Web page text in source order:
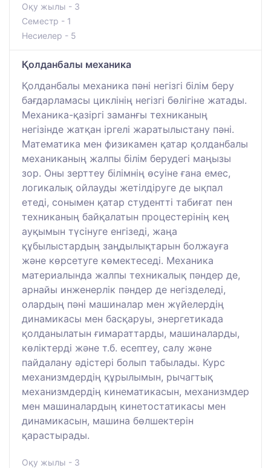
Оқу жылы - 3
Семестр - 1
Несиелер - 5
Қолданбалы механика
Қолданбалы механика пәні негізгі білім беру
бағдарламасы циклінің негізгі бөлігіне жатады.
Механика-қазіргі заманғы техниканың
негізінде жатқан іргелі жаратылыстану пәні.
Математика мен физикамен қатар қолданбалы
механиканың жалпы білім берудегі маңызы
зор. Оны зерттеу білімнің өсуіне ғана емес,
логикалық ойлауды жетілдіруге де ықпал
етеді, сонымен қатар студентті табиғат пен
техниканың байқалатын процестерінің кең
ауқымын түсінуге енгізеді, жаңа
құбылыстардың заңдылықтарын болжауға
және көрсетуге көмектеседі. Механика
материалында жалпы техникалық пәндер де,
арнайы инженерлік пәндер де негізделеді,
олардың пәні машиналар мен жүйелердің
динамикасы мен басқаруы, энергетикада
қолданылатын ғимараттарды, машиналарды,
көліктерді және т.б. есептеу, салу және
пайдалану әдістері болып табылады. Курс
механизмдердің құрылымын, рычагтық
механизмдердің кинематикасын, механизмдер
мен машиналардың кинетостатикасы мен
динамикасын, машина бөлшектерін
қарастырады.
Оқу жылы - 3